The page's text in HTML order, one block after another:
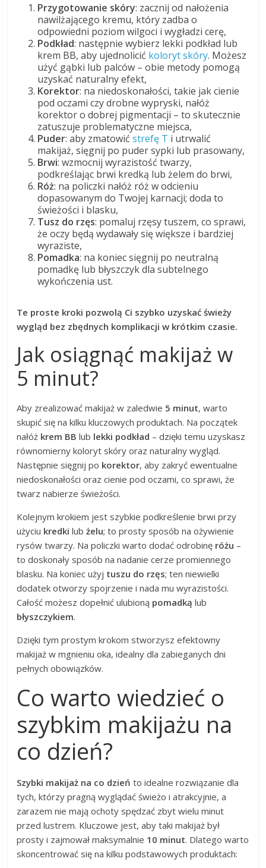
Przygotowanie skóry: zacznij od nałożenia
nawilżającego kremu, który zadba o
odpowiedni poziom wilgoci i wygładzi cerę,
Podkład: następnie wybierz lekki podkład lub
krem BB, aby ujednolicić koloryt skóry. Możesz
użyć gąbki lub palców – obie metody pomogą
uzyskać naturalny efekt,
Korektor: na niedoskonałości, takie jak cienie
pod oczami czy drobne wypryski, nałóż
korektor o dobrej pigmentacji – to skutecznie
zatuszuje problematyczne miejsca,
Puder: aby zmatowićstrefę T i utrwalić
makijaż, sięgnij po puder sypki lub prasowany,
Brwi: wzmocnij wyrazistość twarzy,
podkreślając brwi kredką lub żelem do brwi,
Róż: na policzki nałóż róż w odcieniu
dopasowanym do Twojej karnacji; doda to
świeżości i blasku,
Tusz do rzęs: pomaluj rzęsy tuszem, co sprawi,
że oczy będą wydawały się większe i bardziej
wyraziste,
Pomadka: na koniec sięgnij po neutralną
pomadkę lub błyszczyk dla subtelnego
wykończenia ust.
Te proste kroki pozwolą Ci szybko uzyskać świeży
wygląd bez zbędnych komplikacji w krótkim czasie.
Jak osiągnąć makijaż w
5 minut?
Aby zrealizować makijaż w zaledwie 5 minut, warto
skupić się na kilku kluczowych produktach. Na początek
nałóż krem BB lub lekki podkład – dzięki temu uzyskasz
równomierny koloryt skóry oraz naturalny wygląd.
Następnie sięgnij po korektor, aby zakryć ewentualne
niedoskonałości oraz cienie pod oczami, co sprawi, że
twarz nabierze świeżości.
Kolejnym krokiem jest szybkie podkreślenie brwi przy
użyciu kredki lubżelu; to prosty sposób na ożywienie
rysów twarzy. Na policzki warto dodać odrobinę różu –
to doskonały sposób na nadanie cerze promiennego
blasku. Na koniec użyj tuszu do rzęs; ten niewielki
dodatek otworzy spojrzenie i nada mu wyrazistości.
Całość możesz dopełnić ulubioną pomadką lub
błyszczykiem.
Dzięki tym prostym krokom stworzysz efektowny
makijaż w mgnieniu oka, idealny dla zabieganych dni
pełnych obowiązków.
Co warto wiedzieć o
szybkim makijażu na
co dzień?
Szybki makijaż na co dzień to idealne rozwiązanie dla
tych, którzy pragną wyglądać świeżo i atrakcyjnie, a
zarazem nie mają ochoty spędzać zbyt wielu minut
przed lustrem. Kluczowe jest, aby taki makijaż był
prosty i zajmował maksymalnie 10 minut. Dlatego warto
skoncentrować się na kilku podstawowych produktach: